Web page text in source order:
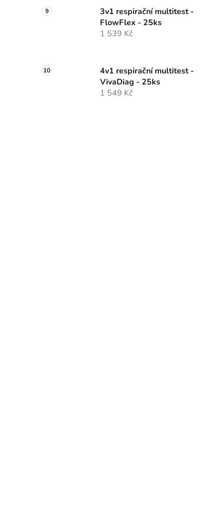
3v1 respirační multitest -
FlowFlex - 25ks
1 539 Kč
4v1 respirační multitest -
VivaDiag - 25ks
1 549 Kč